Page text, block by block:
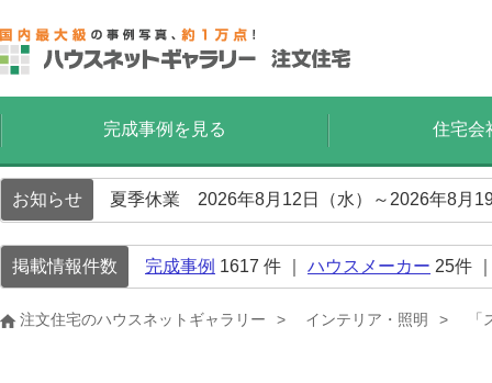
完成事例を見る 住宅会
お知らせ 夏季休業 2026年8月12日（水）～2026年8月
掲載情報件数 完成事例 1617 件 ｜ ハウスメーカー 25件
注文住宅のハウスネットギャラリー インテリア・照明